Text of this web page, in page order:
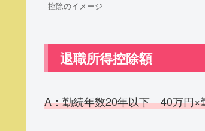
控除のイメージ
退職所得控除額
A：勤続年数20年以下 40万円×